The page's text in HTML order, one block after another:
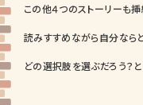
この他４つのストーリーも
読みすすめながら自分ならど
どの選択肢を選ぶだろう？と